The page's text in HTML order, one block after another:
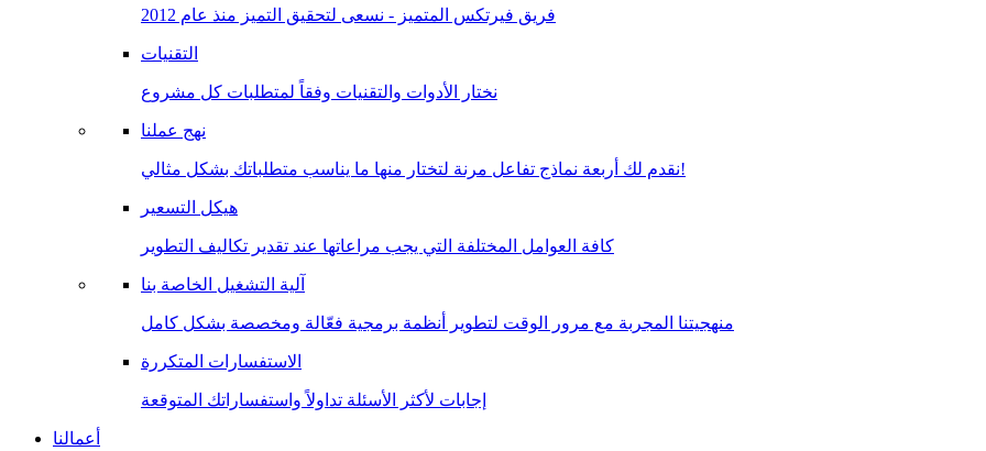
فريق فيرتكس المتميز - نسعى لتحقيق التميز منذ عام 2012
التقنيات
نختار الأدوات والتقنيات وفقاً لمتطلبات كل مشروع
نهج عملنا
نقدم لك أربعة نماذج تفاعل مرنة لتختار منها ما يناسب متطلباتك بشكل مثالي!
هيكل التسعير
كافة العوامل المختلفة التي يجب مراعاتها عند تقدير تكاليف التطوير
آلية التشغيل الخاصة بنا
منهجيتنا المجربة مع مرور الوقت لتطوير أنظمة برمجية فعّالة ومخصصة بشكل كامل
الاستفسارات المتكررة
إجابات لأكثر الأسئلة تداولاً واستفساراتك المتوقعة
أعمالنا